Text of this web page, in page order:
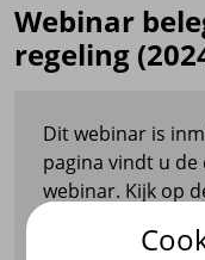
Webinar
regeling
Dit webinar is
pagina vindt u
webinar. Kijk op